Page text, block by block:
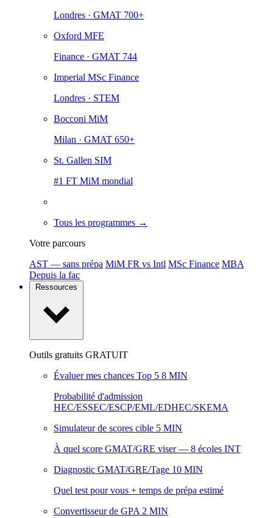
Londres · GMAT 700+
Oxford MFE
Finance · GMAT 744
Imperial MSc Finance
Londres · STEM
Bocconi MiM
Milan · GMAT 650+
St. Gallen SIM
#1 FT MiM mondial
Tous les programmes →
Votre parcours
AST — sans prépa MiM FR vs Intl MSc Finance MBA
Depuis la fac
Outils gratuits GRATUIT
Évaluer mes chances Top 5 8 MIN
Probabilité d'admission
HEC/ESSEC/ESCP/EML/EDHEC/SKEMA
Simulateur de scores cible 5 MIN
À quel score GMAT/GRE viser — 8 écoles INT
Diagnostic GMAT/GRE/Tage 10 MIN
Quel test pour vous + temps de prépa estimé
Convertisseur de GPA 2 MIN